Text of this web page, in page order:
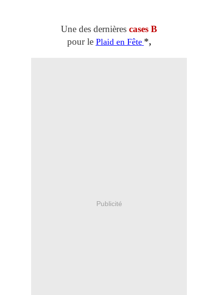
Une des dernières cases B
pour le Plaid en Fête *,
Publicité